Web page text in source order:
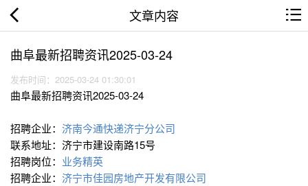
文章内容
曲阜最新招聘资讯2025-03-24
发布时间：2025-03-24 01:30:01
曲阜最新招聘资讯2025-03-24
招聘企业： 济南今通快递济宁分公司
联系地址：济宁市建设南路15号
招聘岗位： 业务精英
招聘企业： 济宁市佳园房地产开发有限公司